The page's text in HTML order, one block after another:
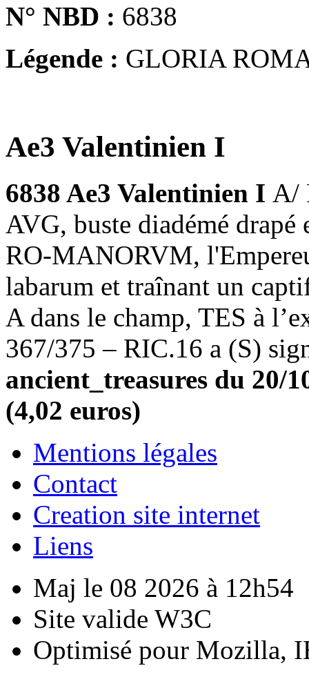
N° NBD : 6838
Légende : GLORIA
Ae3 Valentinien I
6838 Ae3 Valentinien I A/
AVG, buste diadémé
RO-MANORVM,
labarum et traînant un
A dans le champ, TES à
367/375 – RIC.16 a (S)
ancient_treasures du 20/
(4,02 euros)
Mentions légales
Contact
Creation site internet
Liens
Maj le 08 2026 à 12h54
Site valide W3C
Optimisé pour Mozilla,